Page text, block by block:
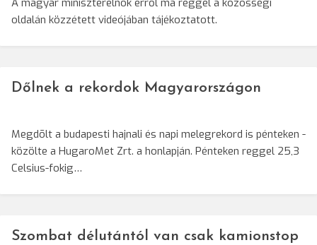
A magyar miniszterelnök erről ma reggel a közösségi
oldalán közzétett videójában tájékoztatott.
Dőlnek a rekordok Magyarországon
Megdõlt a budapesti hajnali és napi melegrekord is pénteken -
közölte a HugaroMet Zrt. a honlapján. Pénteken reggel 25,3
Celsius-fokig…
Szombat délutántól van csak kamionstop